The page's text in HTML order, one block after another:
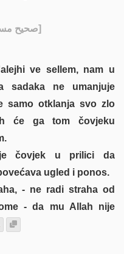
[صحيح مسلم - 2588]
ve sellem, nam u
sadaka ne umanjuje
samo otklanja svo zlo
će ga tom čovjeku
je čovjek u prilici da
ugled i ponos.
- ne radi straha od
- da mu Allah nije